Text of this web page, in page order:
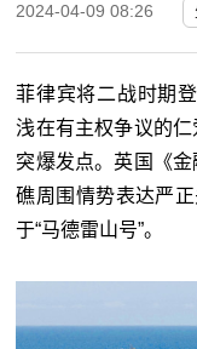
2024-04-09 08:26
菲律宾将二战时期
浅在有主权争议的
突爆发点。英国《
礁周围情势表达严
于“马德雷山号”。